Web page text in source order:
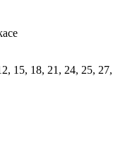
15, 18, 21, 24, 25, 27,